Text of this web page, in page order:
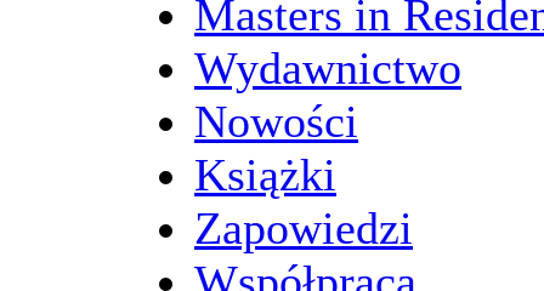
Masters in
Wydawnictwo
Nowości
Książki
Zapowiedzi